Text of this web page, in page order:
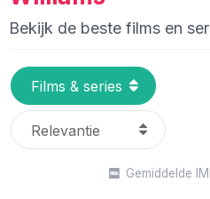
Bekijk de beste films en
Gemiddelde